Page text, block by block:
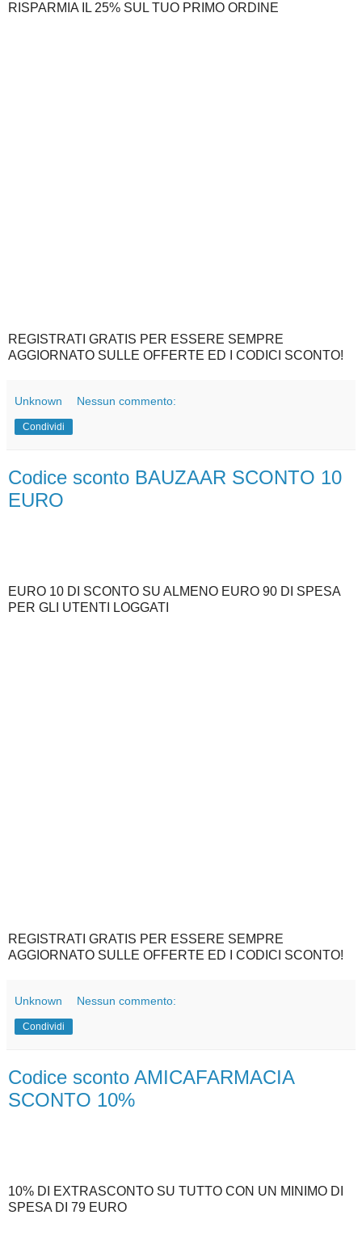
RISPARMIA IL 25% SUL TUO PRIMO ORDINE
REGISTRATI GRATIS PER ESSERE SEMPRE
AGGIORNATO SULLE OFFERTE ED I CODICI SCONTO!
Unknown Nessun commento:
Condividi
Codice sconto BAUZAAR SCONTO 10
EURO
EURO 10 DI SCONTO SU ALMENO EURO 90 DI SPESA
PER GLI UTENTI LOGGATI
REGISTRATI GRATIS PER ESSERE SEMPRE
AGGIORNATO SULLE OFFERTE ED I CODICI SCONTO!
Unknown Nessun commento:
Condividi
Codice sconto AMICAFARMACIA
SCONTO 10%
10% DI EXTRASCONTO SU TUTTO CON UN MINIMO DI
SPESA DI 79 EURO